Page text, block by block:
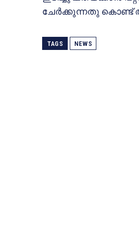
ചേര്‍ക്കുന്നതു കൊണ്ട്
TAGS NEWS